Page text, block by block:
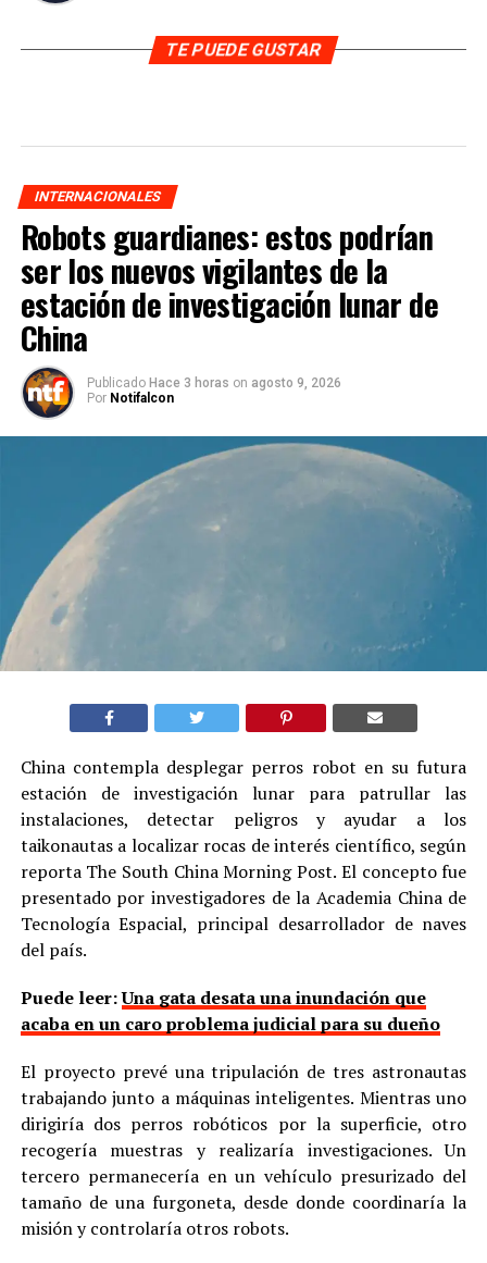
TE PUEDE GUSTAR
INTERNACIONALES
Robots guardianes: estos podrían
ser los nuevos vigilantes de la
estación de investigación lunar de
China
Publicado Hace 3 horas on agosto 9, 2026
Por Notifalcon
China contempla desplegar perros robot en su futura
estación de investigación lunar para patrullar las
instalaciones, detectar peligros y ayudar a los
taikonautas a localizar rocas de interés científico, según
reporta The South China Morning Post. El concepto fue
presentado por investigadores de la Academia China de
Tecnología Espacial, principal desarrollador de naves
del país.
Puede leer:Una gata desata una inundación que
acaba en un caro problema judicial para su dueño
El proyecto prevé una tripulación de tres astronautas
trabajando junto a máquinas inteligentes. Mientras uno
dirigiría dos perros robóticos por la superficie, otro
recogería muestras y realizaría investigaciones. Un
tercero permanecería en un vehículo presurizado del
tamaño de una furgoneta, desde donde coordinaría la
misión y controlaría otros robots.